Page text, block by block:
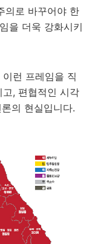
의로 바꾸어야 한
을 더욱 강화시키
런 프레임을 직
, 편협적인 시각
의 현실입니다.